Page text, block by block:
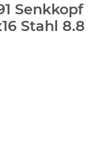
Senkkopf
Stahl 8.8